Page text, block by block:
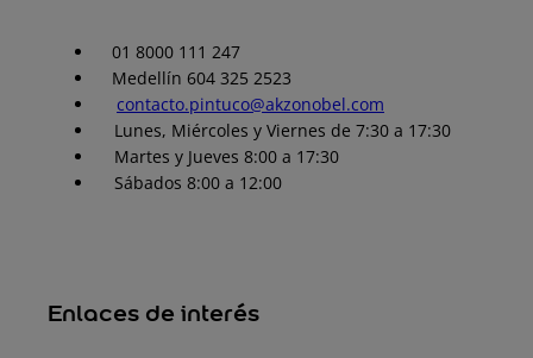
01 8000 111 247
Medellín 604 325 2523
contacto.pintuco@akzonobel.com
Lunes, Miércoles y Viernes de 7:30 a 17:30
Martes y Jueves 8:00 a 17:30
Sábados 8:00 a 12:00
Enlaces de interés